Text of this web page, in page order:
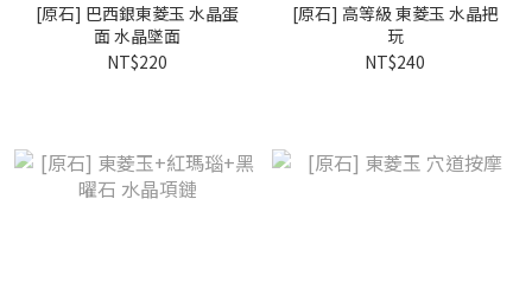
[原石] 巴西銀東菱玉 水晶蛋
面 水晶墜面
NT$220
[原石] 高等級 東菱玉 水晶把
玩
NT$240